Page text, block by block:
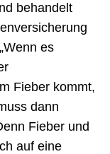
behandelt
es
Fieber kommt,
dann
Fieber und
auf eine